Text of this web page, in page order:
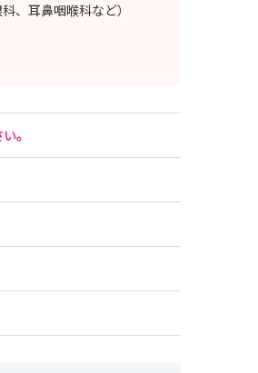
、耳鼻咽喉科など）
。